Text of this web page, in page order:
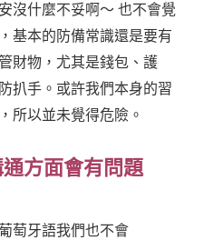
沒什麼不妥啊～ 也不會覺
基本的防備常識還是要有
財物，尤其是錢包、護
扒手。或許我們本身的習
所以並未覺得危險。
方面會有問題
萄牙語我們也不會